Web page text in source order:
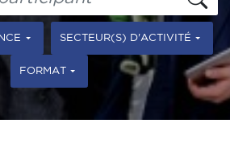
SECTEUR(S) D'ACTIVITÉ
FORMAT